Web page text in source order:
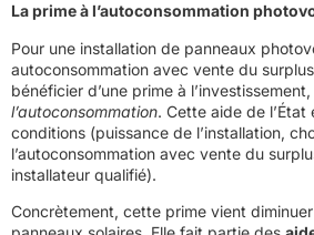
La prime à l’autoconsommation
Pour une installation de panneaux
autoconsommation avec vente du
bénéficier d’une prime à
l’autoconsommation. Cette aide de l’État
conditions (puissance de l’installation,
l’autoconsommation avec vente du
installateur qualifié).
Concrètement, cette prime vient